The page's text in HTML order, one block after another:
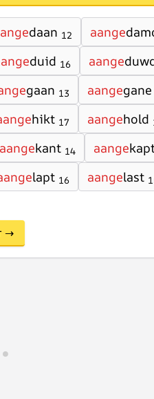
daan 12 aange
duid 16 aange
gaan 13 aangegane
hikt 17 aangehold
aangekant 14 aange
lapt 16 aangelast
→